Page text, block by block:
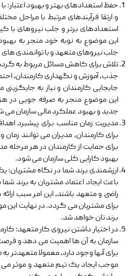
حفظ استعدادهای بهتر و بهبود اعتبار:
و ارتقا فرآیندهای مرتبط با مراحل
استعدادهای برتر و جلب نیروهای با
این موضوع به نوبه خود منجر به بهبود
جلب نیروهای متعهد و با توانمندی ‌های
تلاش برای کاهش مسائل مربوط به
جذب، آموزش و نگهداری کارمندان،
جابجایی کارمندان و نیاز به
این موضوع منجر به صرفه ‌جویی در
جدید و بهبود عملکرد مالی سازمان می‌
مدیریت زمان مناسب برای پیشبرد
برای کارمندان، مدیران می ‌توانند زمان
برای حمایت از کارمندان در هر مرحله
بهبود کارایی کلی سازمان می ‌شود.
ارزشمندی برند شما در نگاه مشتریان:
باعث ایجاد اعتماد مشتریان به برند
راضی و متعهد باشند، این امر سبب
برای مشتریان می گردد. در نهایت این
برند تان خواهد شد.
در اختیار داشتن نیروی کار متعهد:
سازمان به آن ‌ها اهمیت می ‌دهد و
برای آنها وجود دارد، معمولا متعهدتر
موجب ایجاد یک تیم متعهد و موثر